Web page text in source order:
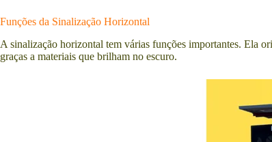
Funções da Sinalização Horizontal
A sinalização horizontal tem várias funções importantes. Ela
graças a materiais que brilham no escuro.